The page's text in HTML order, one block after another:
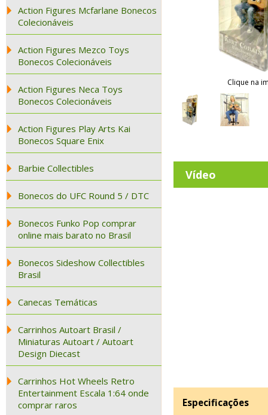
Action Figures Mcfarlane Bonecos
Colecionáveis
Action Figures Mezco Toys
Bonecos Colecionáveis
Action Figures Neca Toys
Bonecos Colecionáveis
Action Figures Play Arts Kai
Bonecos Square Enix
Barbie Collectibles
Bonecos do UFC Round 5 / DTC
Bonecos Funko Pop comprar
online mais barato no Brasil
Bonecos Sideshow Collectibles
Brasil
Canecas Temáticas
Carrinhos Autoart Brasil /
Miniaturas Autoart / Autoart
Design Diecast
Carrinhos Hot Wheels Retro
Entertainment Escala 1:64 onde
comprar raros
Clique na
Vídeo
Especificações